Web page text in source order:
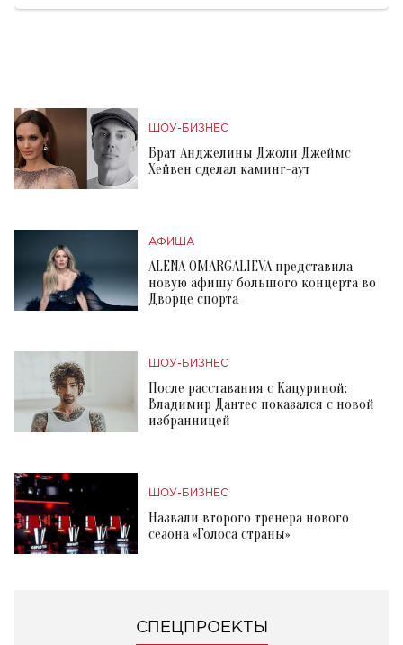
ШОУ-БИЗНЕС
Брат Анджелины Джоли Джеймс
Хейвен сделал каминг-аут
АФИША
ALENA OMARGALIEVA представила
новую афишу большого концерта во
Дворце спорта
ШОУ-БИЗНЕС
После расставания с Кацуриной:
Владимир Дантес показался с новой
избранницей
ШОУ-БИЗНЕС
Назвали второго тренера нового
сезона «Голоса страны»
СПЕЦПРОЕКТЫ